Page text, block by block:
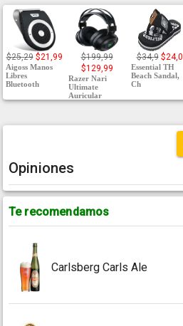
$25,29 $21,99
Aigoss Manos
Libres
Bluetooth
$199,99
$129,99
Razer Nari
Ultimate
Auricular
$34,9 $24,0
Essential TH
Beach Sandal,
Ch
Opiniones
Te recomendamos
Carlsberg Carls Ale